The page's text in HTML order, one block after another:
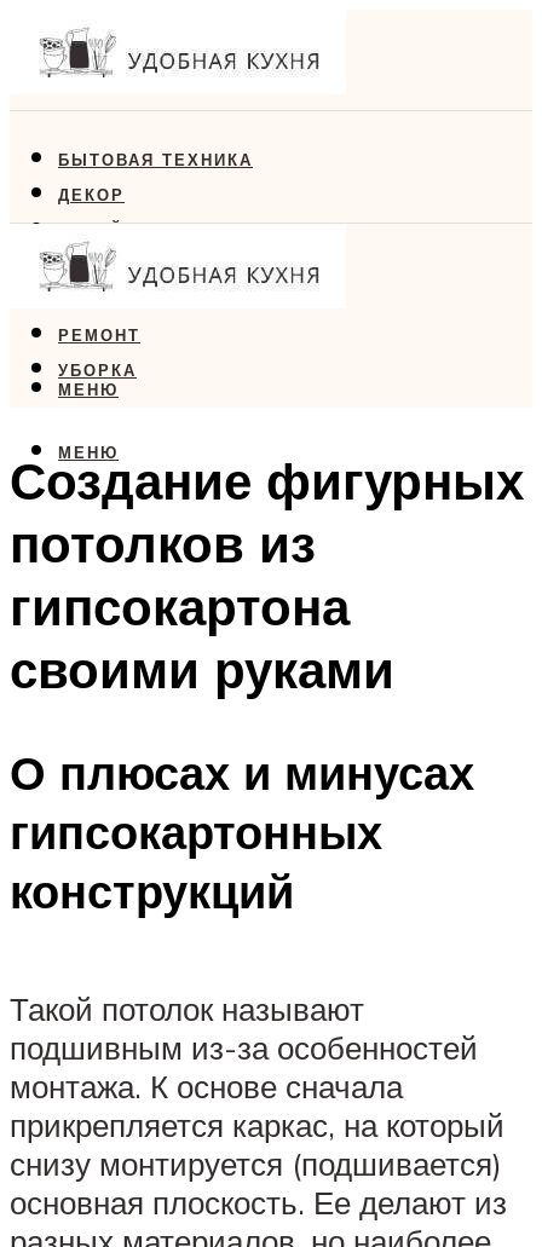
БЫТОВАЯ ТЕХНИКА
ДЕКОР
ДИЗАЙН
ЕДА
РЕМОНТ
УБОРКА
МЕНЮ
МЕНЮ
Создание фигурных
потолков из
гипсокартона
своими руками
О плюсах и минусах
гипсокартонных
конструкций
Такой потолок называют
подшивным из-за особенностей
монтажа. К основе сначала
прикрепляется каркас, на который
снизу монтируется (подшивается)
основная плоскость. Ее делают из